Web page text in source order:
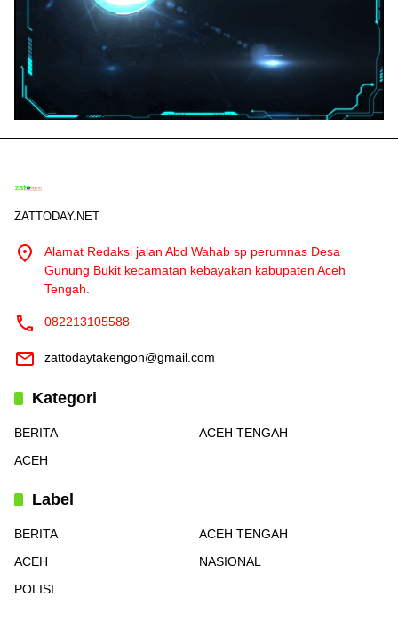
ZATTODAY.NET
Alamat Redaksi jalan Abd Wahab sp perumnas Desa
Gunung Bukit kecamatan kebayakan kabupaten Aceh
Tengah.
082213105588
zattodaytakengon@gmail.com
Kategori
BERITA
ACEH TENGAH
ACEH
Label
BERITA
ACEH TENGAH
ACEH
NASIONAL
POLISI